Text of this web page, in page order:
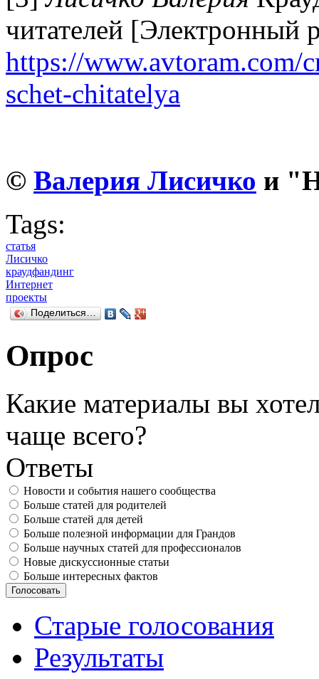
читателей [Электронный
https://
schet-chitatelya
© Валерия Лисичко и
Tags:
статья
Лисичко
краудфандинг
Интернет
проекты
Поделиться…
Опрос
Какие материалы вы
чаще всего?
Ответы
Новости и события нашего сообщества
Больше статей для родителей
Больше статей для детей
Больше полезной информации для Грандов
Больше научных статей для профессионалов
Новые дискуссионные статьи
Больше интересных фактов
Старые голосования
Результаты